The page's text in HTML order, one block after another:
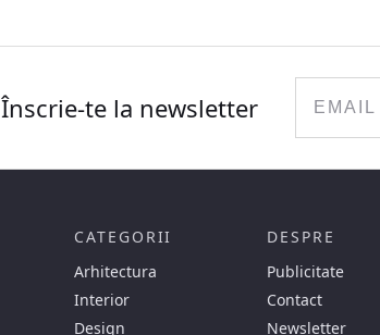
Înscrie-te la newsletter
CATEGORII
Arhitectura
Interior
Design
DESPRE
Publicitate
Contact
Newsletter